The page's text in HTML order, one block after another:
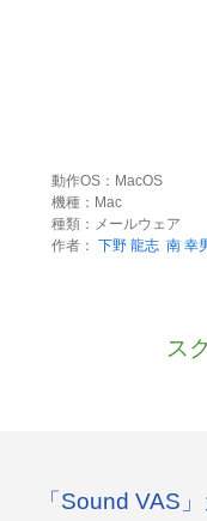
動作OS：MacOS
機種：Mac
種類：メールウェア
作者： 下野 龍志 南 幸
ス
「Sound VAS